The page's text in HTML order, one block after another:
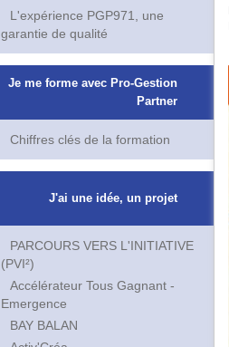
L'expérience PGP971, une
garantie de qualité
Je me forme avec Pro-Gestion
Partner
Chiffres clés de la formation
J'ai une idée, un projet
PARCOURS VERS L'INITIATIVE
(PVI²)
Accélérateur Tous Gagnant -
Emergence
BAY BALAN